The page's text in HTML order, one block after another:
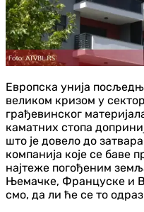
Европска унија
великом кризом у
грађевинског
каматних стопа
што је довело до
компанија које се баве
најтеже погођеним
Њемачке, Француске и
смо, да ли ће се то